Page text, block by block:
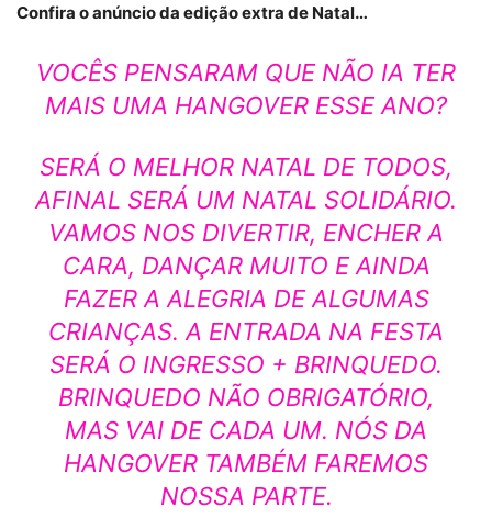
Confira o anúncio da edição extra de Natal…
VOCÊS PENSARAM QUE NÃO IA TER
MAIS UMA HANGOVER ESSE ANO?
SERÁ O MELHOR NATAL DE TODOS,
AFINAL SERÁ UM NATAL SOLIDÁRIO.
VAMOS NOS DIVERTIR, ENCHER A
CARA, DANÇAR MUITO E AINDA
FAZER A ALEGRIA DE ALGUMAS
CRIANÇAS. A ENTRADA NA FESTA
SERÁ O INGRESSO + BRINQUEDO.
BRINQUEDO NÃO OBRIGATÓRIO,
MAS VAI DE CADA UM. NÓS DA
HANGOVER TAMBÉM FAREMOS
NOSSA PARTE.